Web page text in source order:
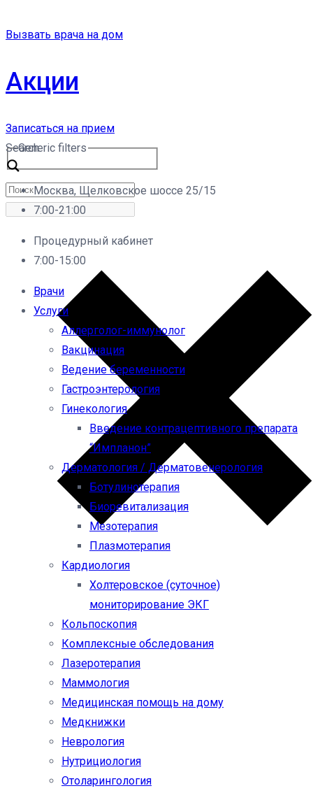
Вызвать врача на дом
Акции
Записаться на прием
Search
Generic filters
Москва, Щелковское шоссе 25/15
7:00-21:00
Процедурный кабинет
7:00-15:00
Врачи
Услуги
Аллерголог-иммунолог
Вакцинация
Ведение беременности
Гастроэнтерология
Гинекология
Введение контрацептивного препарата
“Импланон”
Дерматология / Дерматовенерология
Ботулинотерапия
Биоревитализация
Мезотерапия
Плазмотерапия
Кардиология
Холтеровское (суточное)
мониторирование ЭКГ
Кольпоскопия
Комплексные обследования
Лазеротерапия
Маммология
Медицинская помощь на дому
Медкнижки
Неврология
Нутрициология
Отоларингология